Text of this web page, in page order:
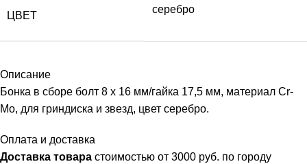
ЦВЕТ
серебро
Описание
Бонка в сборе болт 8 х 16 мм/гайка 17,5 мм, материал Cr-
Mo, для гриндиска и звезд, цвет серебро.
Оплата и доставка
Доставка товара стоимостью от 3000 руб. по городу